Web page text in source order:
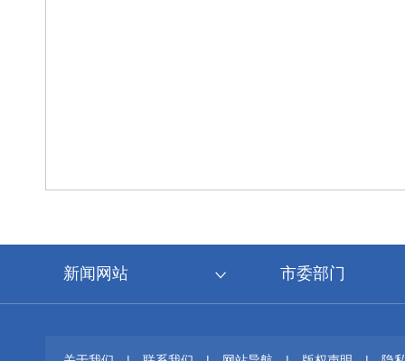
新闻网站 市委部门